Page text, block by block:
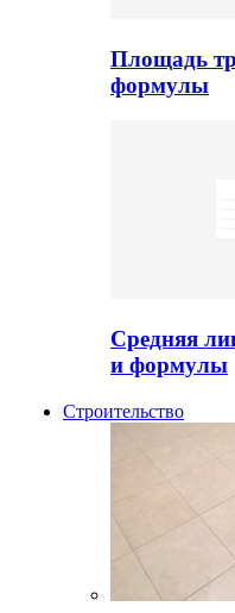
Площадь
формулы
Средняя
и формулы
Строительство